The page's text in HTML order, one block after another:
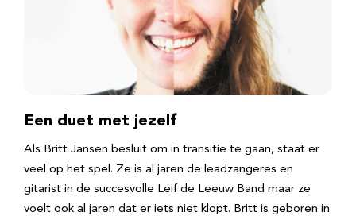
Een duet met jezelf
Als Britt Jansen besluit om in transitie te gaan, staat er
veel op het spel. Ze is al jaren de leadzangeres en
gitarist in de succesvolle Leif de Leeuw Band maar ze
voelt ook al jaren dat er iets niet klopt. Britt is geboren in